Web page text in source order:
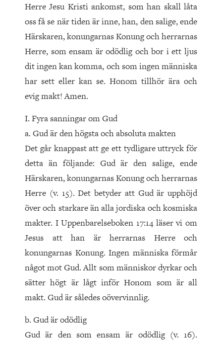
Herre Jesu Kristi ankomst, som han skall låta
oss få se när tiden är inne, han, den salige, ende
Härskaren, konungarnas Konung och herrarnas
Herre, som ensam är odödlig och bor i ett ljus
dit ingen kan komma, och som ingen människa
har sett eller kan se. Honom tillhör ära och
evig makt! Amen.
I. Fyra sanningar om Gud
a. Gud är den högsta och absoluta makten
Det går knappast att ge ett tydligare uttryck för
detta än följande: Gud är den salige, ende
Härskaren, konungarnas Konung och herrarnas
Herre (v. 15). Det betyder att Gud är upphöjd
över och starkare än alla jordiska och kosmiska
makter. I Up­pen­barelseboken 17:14 läser vi om
Jesus att han är herrarnas Herre och
konungarnas Konung. Ingen människa förmår
något mot Gud. Allt som människor dyrkar och
sätter högt är lågt inför Honom som är all
makt. Gud är således oövervinnlig.
b. Gud är odödlig
Gud är den som ensam är odödlig (v. 16).